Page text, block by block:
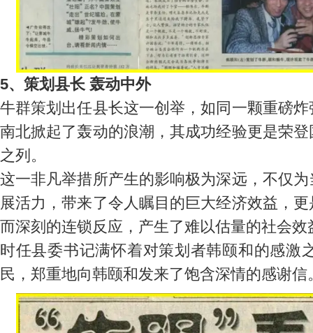
5、策划县长 轰动中外
牛群策划出任县长这一创举，如同一颗重磅
南北掀起了轰动的浪潮，其成功经验更是荣
之列。
这一非凡举措所产生的影响极为深远，不仅
展活力，带来了令人瞩目的巨大经济效益，
而深刻的连锁反应，产生了难以估量的社会效
时任县委书记满怀着对策划者韩颐和的感激
民，郑重地向韩颐和发来了饱含深情的感谢信